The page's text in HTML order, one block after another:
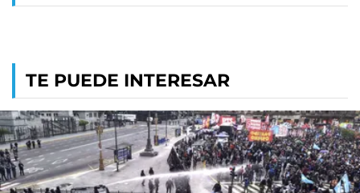
TE PUEDE INTERESAR